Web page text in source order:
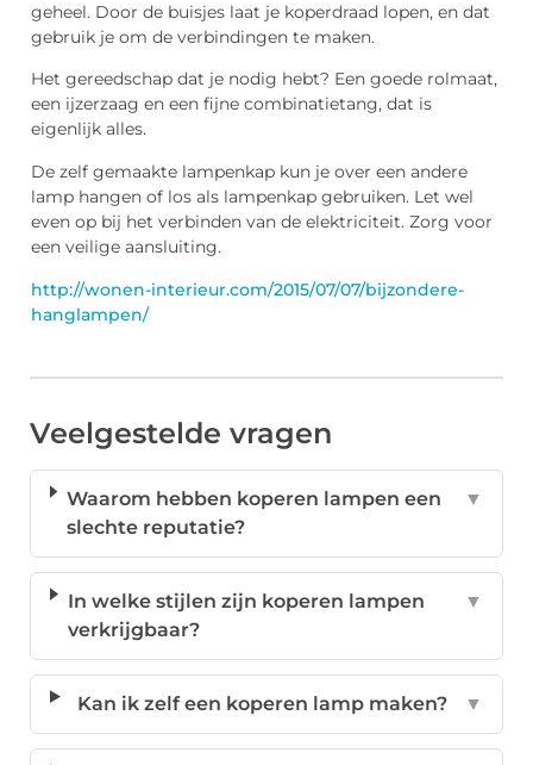
geheel. Door de buisjes laat je koperdraad lopen, en dat
gebruik je om de verbindingen te maken.
Het gereedschap dat je nodig hebt? Een goede rolmaat,
een ijzerzaag en een fijne combinatietang, dat is
eigenlijk alles.
De zelf gemaakte lampenkap kun je over een andere
lamp hangen of los als lampenkap gebruiken. Let wel
even op bij het verbinden van de elektriciteit. Zorg voor
een veilige aansluiting.
http://wonen-interieur.com/2015/07/07/bijzondere-
hanglampen/
Veelgestelde vragen
Waarom hebben koperen lampen een
slechte reputatie?
▼
In welke stijlen zijn koperen lampen
verkrijgbaar?
▼
Kan ik zelf een koperen lamp maken? ▼